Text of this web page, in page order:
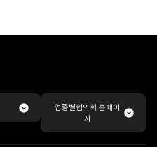
업종별협의회 홈페이
지